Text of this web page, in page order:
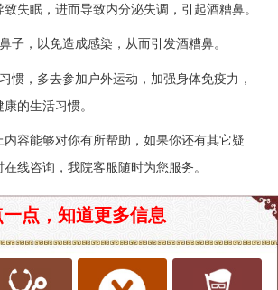
失眠，进而导致内分泌失调，引起酒糟鼻。
子，以免造成感染，从而引发酒糟鼻。
惯，多去参加户外运动，加强身体免疫力，
的生活习惯。
容能够对你有所帮助，如果你还有其它疑
在线咨询，我院客服随时为您服务。
一点，知道更多信息